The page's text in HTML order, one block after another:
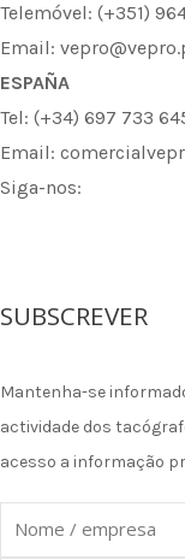
Telemóvel: (+351)
Email:
ESPAÑA
Tel: (+34) 697 733
Email:
Siga-nos:
a
c
e
b
n
s
t
a
SUBSCREVER
Mantenha-se
actividade dos
acesso a informação
Nome